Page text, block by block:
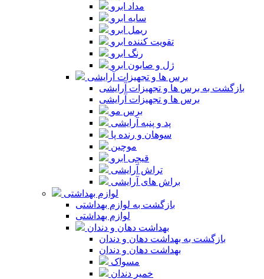
مداد ابرو
سایه ابرو
ریمل ابرو
تقویت کننده ابرو
رنگ ابرو
ژل و صابون ابرو
برس ها و تجهیزات آرایشی
بازگشت به برس ها و تجهیزات آرایشی
برس ها و تجهیزات آرایشی
برس مو
پد و پنبه آرایشی
سوهان و رنده پا
موچین
قیچی ابرو
تراش آرایشی
براش های آرایشی
لوازم بهداشتی
بازگشت به لوازم بهداشتی
لوازم بهداشتی
بهداشت دهان و دندان
بازگشت به بهداشت دهان و دندان
بهداشت دهان و دندان
مسواک
خمیر دندان